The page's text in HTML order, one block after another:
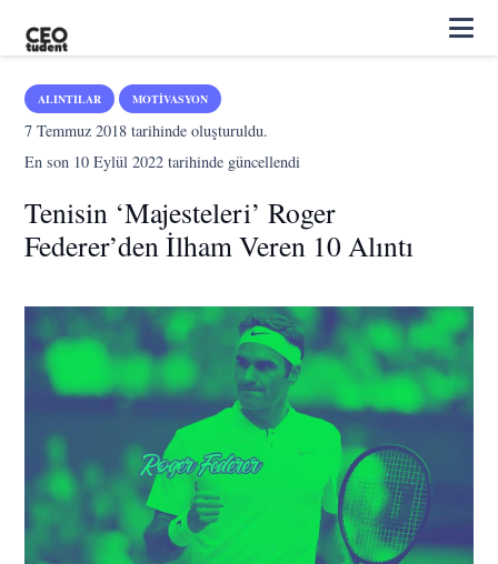
ALINTILAR MOTIVASYON
7 Temmuz 2018 tarihinde oluşturuldu.
En son 10 Eylül 2022 tarihinde güncellendi
Tenisin ‘Majesteleri’ Roger
Federer’den İlham Veren 10 Alıntı